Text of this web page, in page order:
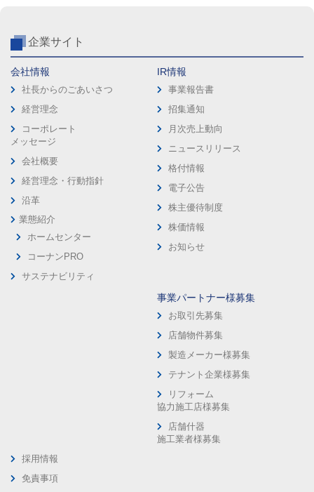
企業サイト
会社情報
社長からのごあいさつ
経営理念
コーポレート
メッセージ
会社概要
経営理念・行動指針
沿革
業態紹介
ホームセンター
コーナンPRO
サステナビリティ
IR情報
事業報告書
招集通知
月次売上動向
ニュースリリース
格付情報
電子公告
株主優待制度
株価情報
お知らせ
事業パートナー様募集
お取引先募集
店舗物件募集
製造メーカー様募集
テナント企業様募集
リフォーム
協力施工店様募集
店舗什器
施工業者様募集
採用情報
免責事項